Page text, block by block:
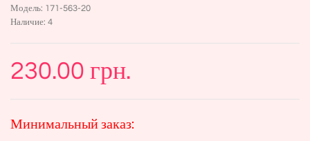
Модель: 171-563-20
Наличие: 4
230.00 грн.
Минимальный заказ: